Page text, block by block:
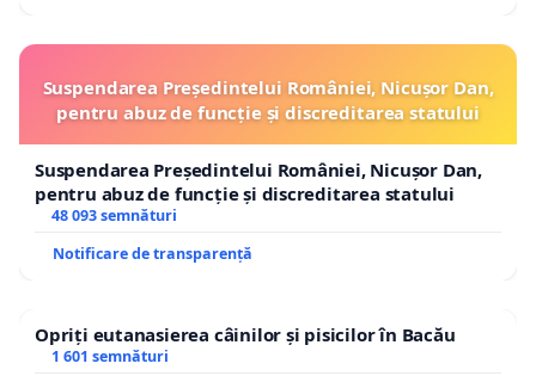
Suspendarea Președintelui României, Nicușor Dan,
pentru abuz de funcție și discreditarea statului
Suspendarea Președintelui României, Nicușor Dan,
pentru abuz de funcție și discreditarea statului
48 093 semnături
Notificare de transparență
Opriți eutanasierea câinilor și pisicilor în Bacău
1 601 semnături